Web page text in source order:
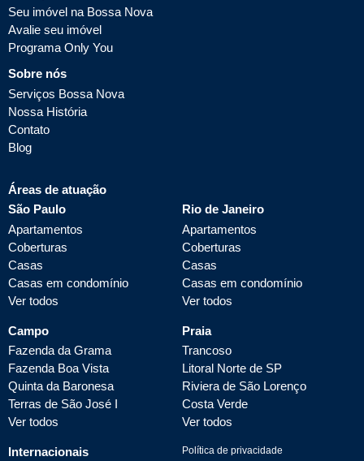
Seu imóvel na Bossa Nova
Avalie seu imóvel
Programa Only You
Sobre nós
Serviços Bossa Nova
Nossa História
Contato
Blog
Áreas de atuação
São Paulo
Apartamentos
Coberturas
Casas
Casas em condomínio
Ver todos
Rio de Janeiro
Apartamentos
Coberturas
Casas
Casas em condomínio
Ver todos
Campo
Fazenda da Grama
Fazenda Boa Vista
Quinta da Baronesa
Terras de São José I
Ver todos
Praia
Trancoso
Litoral Norte de SP
Riviera de São Lorenço
Costa Verde
Ver todos
Internacionais
Política de privacidade